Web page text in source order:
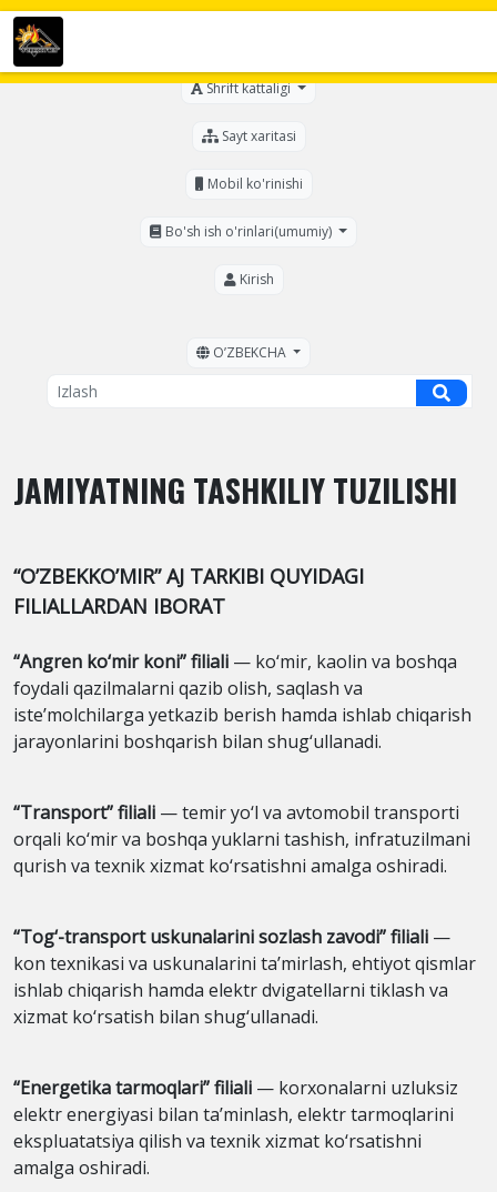
Shrift kattaligi
Sayt xaritasi
Mobil ko'rinishi
Bo'sh ish o'rinlari(umumiy)
Kirish
OʼZBEKCHA
JAMIYATNING TASHKILIY TUZILISHI
“O’ZBEKKO’MIR” AJ TARKIBI QUYIDAGI
FILIALLARDAN IBORAT
“Angren ko‘mir koni” filiali — ko‘mir, kaolin va boshqa
foydali qazilmalarni qazib olish, saqlash va
iste’molchilarga yetkazib berish hamda ishlab chiqarish
jarayonlarini boshqarish bilan shug‘ullanadi.
“Transport” filiali — temir yo‘l va avtomobil transporti
orqali ko‘mir va boshqa yuklarni tashish, infratuzilmani
qurish va texnik xizmat ko‘rsatishni amalga oshiradi.
“Tog‘-transport uskunalarini sozlash zavodi” filiali —
kon texnikasi va uskunalarini ta’mirlash, ehtiyot qismlar
ishlab chiqarish hamda elektr dvigatellarni tiklash va
xizmat ko‘rsatish bilan shug‘ullanadi.
“Energetika tarmoqlari” filiali — korxonalarni uzluksiz
elektr energiyasi bilan ta’minlash, elektr tarmoqlarini
ekspluatatsiya qilish va texnik xizmat ko‘rsatishni
amalga oshiradi.